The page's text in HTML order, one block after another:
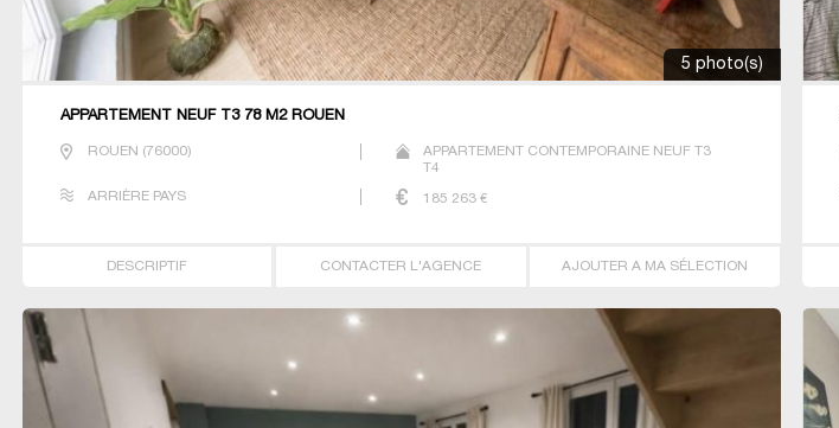
5 photo(s)
APPARTEMENT NEUF T3 78 M2 ROUEN
ROUEN (76000)
APPARTEMENT CONTEMPORAINE NEUF T3
T4
ARRIÈRE PAYS 185 263€
DESCRIPTIF CONTACTER L'AGENCE AJOUTER A MA SÉLECTION